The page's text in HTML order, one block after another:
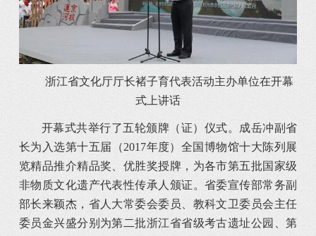
浙江省文化厅厅长褚子育代表活动主办单位在开幕
式上讲话
开幕式共举行了五轮颁牌（证）仪式。成岳冲副省
长为入选第十五届（2017年度）全国博物馆十大陈列展
览精品推介精品奖、优胜奖授牌，为各市第五批国家级
非物质文化遗产代表性传承人颁证。省委宣传部常务副
部长来颖杰，省人大常委会委员、教科文卫委员会主任
委员金兴盛分别为第二批浙江省省级考古遗址公园、第